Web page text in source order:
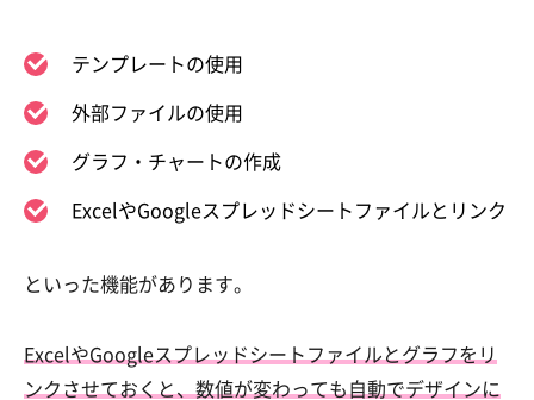
テンプレートの使用
外部ファイルの使用
グラフ・チャートの作成
ExcelやGoogleスプレッドシートファイルとリンク
といった機能があります。
ExcelやGoogleスプレッドシートファイルとグラフをリ
ンクさせておくと、数値が変わっても自動でデザインに